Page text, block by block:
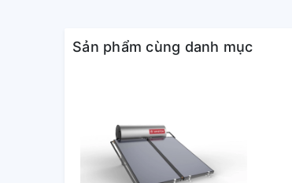
Sản phẩm cùng danh mục